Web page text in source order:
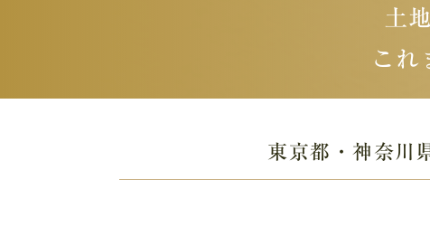
土
これ
東京都・神奈川